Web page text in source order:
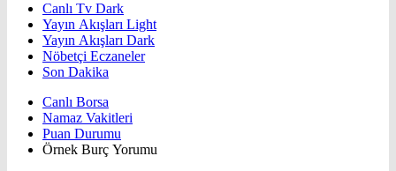
Canlı Tv Dark
Yayın Akışları Light
Yayın Akışları Dark
Nöbetçi Eczaneler
Son Dakika
Canlı Borsa
Namaz Vakitleri
Puan Durumu
Örnek Burç Yorumu